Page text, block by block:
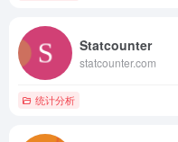
Statcounter
statcounter.com
统计分析